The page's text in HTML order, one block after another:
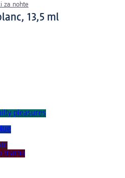
za nohte
13,5 ml
pleasures
mama